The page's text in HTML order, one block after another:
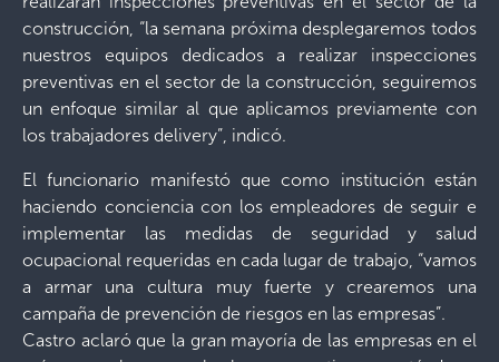
construcción, “la semana próxima desplegaremos todos
nuestros equipos dedicados a realizar inspecciones
preventivas en el sector de la construcción, seguiremos
un enfoque similar al que aplicamos previamente con
los trabajadores delivery”, indicó.
El funcionario manifestó que como institución están
haciendo conciencia con los empleadores de seguir e
implementar las medidas de seguridad y salud
ocupacional requeridas en cada lugar de trabajo, “vamos
a armar una cultura muy fuerte y crearemos una
campaña de prevención de riesgos en las empresas”.
Castro aclaró que la gran mayoría de las empresas en el